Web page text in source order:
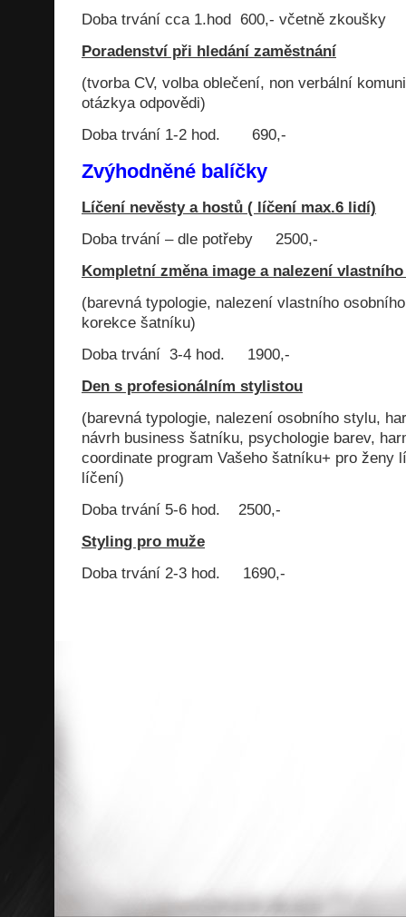
Doba trvání cca 1.hod 600,- včetně zkoušky
Poradenství při hledání zaměstnání
(tvorba CV, volba oblečení, non verbální
otázkya odpovědi)
Doba trvání 1-2 hod. 690,-
Zvýhodněné balíčky
Líčení nevěsty a hostů ( líčení max.6 lidí)
Doba trvání – dle potřeby 2500,-
Kompletní změna image a nalezení
(barevná typologie, nalezení vlastního
korekce šatníku)
Doba trvání 3-4 hod. 1900,-
Den s profesionálním stylistou
(barevná typologie, nalezení osobního stylu,
návrh business šatníku, psychologie barev,
coordinate program Vašeho šatníku+ pro
líčení)
Doba trvání 5-6 hod. 2500,-
Styling pro muže
Doba trvání 2-3 hod. 1690,-